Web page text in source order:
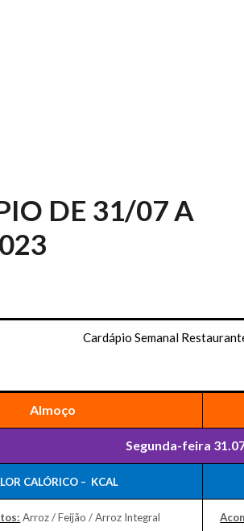
DE 31/07 A
Cardápio Semanal
Almoço
Segunda-feira
CALÓRICO – KCAL
Arroz / Feijão / Arroz Integral